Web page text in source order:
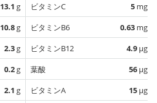
13.1 g
10.8g
2.3g
0.2g
2.1 g
ビタミンC
5 mg
ビタミンB6
0.63 mg
ビタミンB12
4.9 µg
葉酸
56 µg
ビタミンA
15 µg